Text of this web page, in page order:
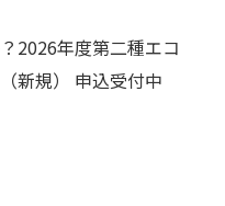
2026年度第二種エコ
新規） 申込受付中